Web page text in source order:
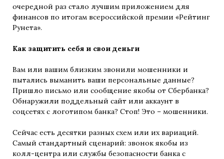
очередной раз стало лучшим приложением для
финансов по итогам всероссийской премии «Рейтинг
Рунета».
Как защитить себя и свои деньги
Вам или вашим близким звонили мошенники и
пытались выманить ваши персональные данные?
Пришло письмо или сообщение якобы от Сбербанка?
Обнаружили поддельный сайт или аккаунт в
соцсетях с логотипом банка? Стоп! Это – мошенники.
Сейчас есть десятки разных схем или их вариаций.
Самый стандартный сценарий: звонок якобы из
колл-центра или службы безопасности банка с